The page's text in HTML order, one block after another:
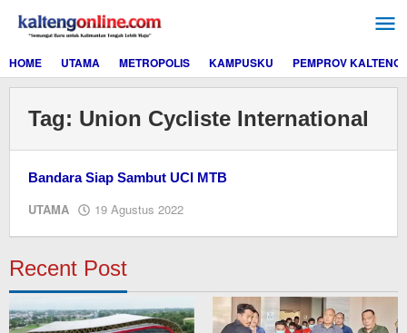
konten
HOME
UTAMA METROPOLIS KAMPUSKU PEMPROV KALTENG
Tag: Union Cycliste Inter­national
Bandara Siap Sambut UCI MTB
UTAMA 19 Agustus 2022
Recent Post